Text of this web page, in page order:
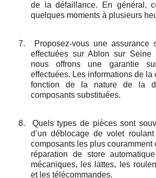
de la défaillance. En général,
quelques moments à plusieurs
7.
Proposez-vous une assurance
effectuées sur Ablon sur
nous offrons une garantie
effectuées. Les informations de la
fonction de la nature de la
composants substituées.
8.
Quels types de pièces sont
d’un déblocage de volet
composants les plus couramment
réparation de store
mécaniques, les lattes, les
et les télécommandes.